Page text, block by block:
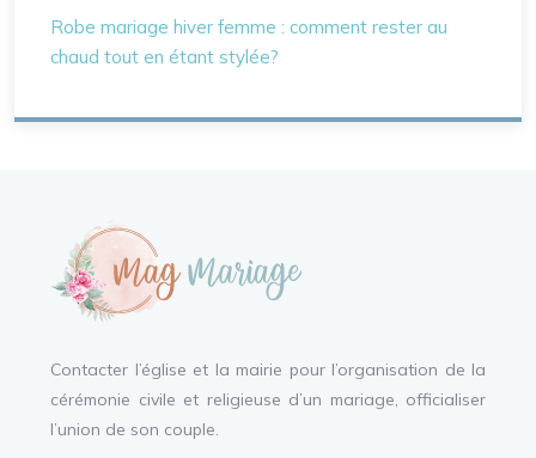
Robe mariage hiver femme : comment rester au
chaud tout en étant stylée?
Contacter l’église et la mairie pour l’organisation de la
cérémonie civile et religieuse d’un mariage, officialiser
l’union de son couple.